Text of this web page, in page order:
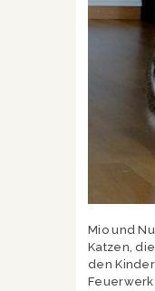
Mio und
Katzen,
den
Feuerwerk